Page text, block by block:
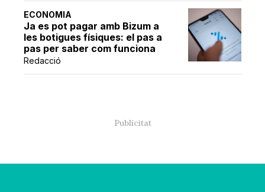
ECONOMIA
Ja es pot pagar amb Bizum a
les botigues físiques: el pas a
pas per saber com funciona
Redacció